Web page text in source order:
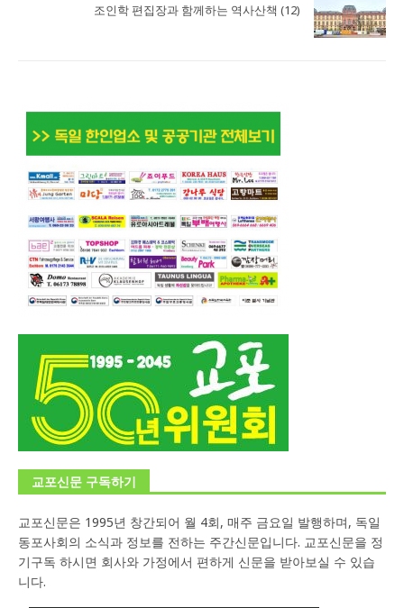
조인학 편집장과 함께하는 역사산책 (12)
교포신문 구독하기
교포신문은 1995년 창간되어 월 4회, 매주 금요일 발행하며, 독일
동포사회의 소식과 정보를 전하는 주간신문입니다. 교포신문을 정
기구독 하시면 회사와 가정에서 편하게 신문을 받아보실 수 있습
니다.